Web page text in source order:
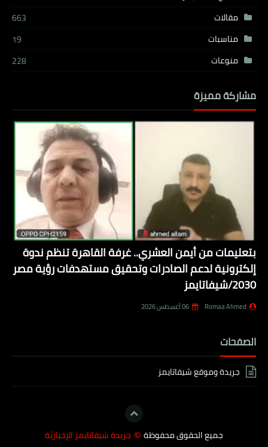
مقالات
663
مناسبات
19
منوعات
228
مشاركة مميزة
بتعليمات من أيمن العشري.. غرفة القاهرة تنظم ندوة
إلكترونية لدعم الصادرات وتحقيق مستهدفات رؤية مصر
2030/شيفاتايمز
Romaa Ahmed 06 أغسطس 2026
الصفحات
جريدة وموقع شيفاتايمز
جميع الحقوق محفوظة © جريدة شيفاتايمز الإخباريّة